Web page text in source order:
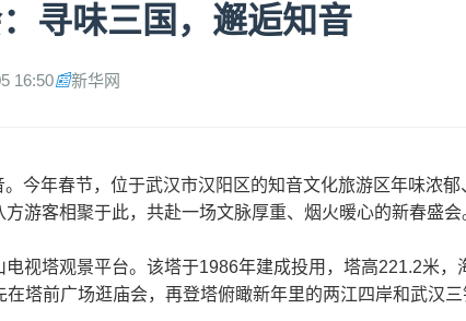
寻味三国，邂逅知音
16:50📰新华网
今年春节，位于武汉市汉阳区的知音文化旅游区年味浓郁
游客相聚于此，共赴一场文脉厚重、烟火暖心的新春盛会
视塔观景平台。该塔于1986年建成投用，塔高221.2米，
塔前广场逛庙会，再登塔俯瞰新年里的两江四岸和武汉三